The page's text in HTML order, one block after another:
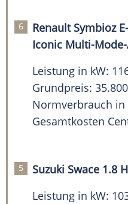
Renault Symbioz
Iconic Multi-
Leistung in kW:
Grundpreis:
Normverbrauch in
Gesamtkosten
Suzuki Swace 1.8
Leistung in kW: